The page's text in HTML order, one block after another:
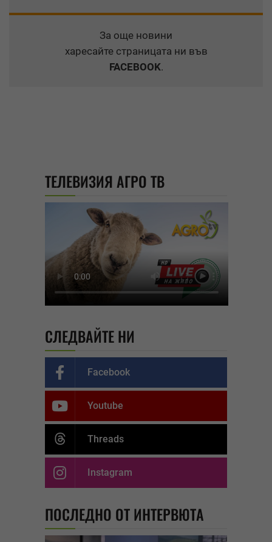
За още новини
харесайте страницата ни във
FACEBOOK.
ТЕЛЕВИЗИЯ АГРО ТВ
СЛЕДВАЙТЕ НИ
Facebook
Youtube
Threads
Instagram
ПОСЛЕДНО ОТ ИНТЕРВЮТА